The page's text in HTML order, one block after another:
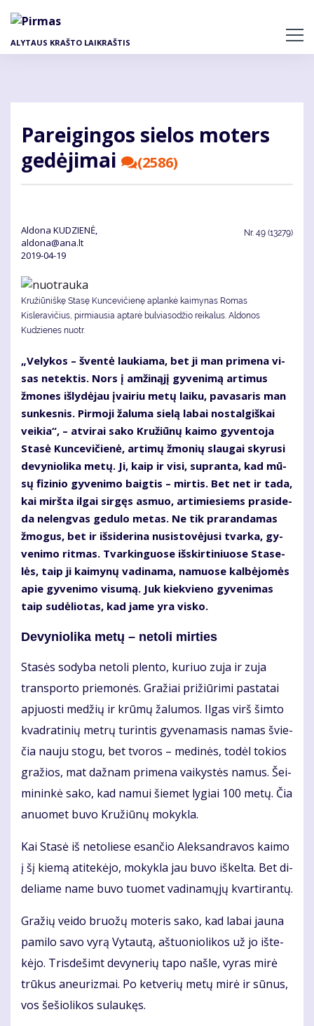
pagrindinį
ALYTAUS KRAŠTO LAIKRAŠTIS
Pa­rei­gin­gos sie­los mo­ters
ge­dė­ji­mai
(2586)
Aldona KUDZIENĖ,
aldona@ana.lt
2019-04-19
Nr. 49 (13279)
Kružiūniškę Stasę Kuncevičienę aplankė kaimynas Romas
Kisleravičius, pirmiausia aptarė bulviasodžio reikalus. Aldonos
Kudzienes nuotr.
„Ve­ly­kos – šven­tė lau­kia­ma, bet ji man pri­me­na vi­
sas ne­tek­tis. Nors į am­ži­ną­jį gy­ve­ni­mą ar­ti­mus
žmo­nes iš­ly­dė­jau įvai­riu me­tų lai­ku, pa­va­sa­ris man
sun­kes­nis. Pir­mo­ji ža­lu­ma sie­lą la­bai nos­tal­giš­kai
vei­kia“, – at­vi­rai sa­ko Kru­žiū­nų kai­mo gy­ven­to­ja
Sta­sė Kun­ce­vi­čie­nė, ar­ti­mų žmo­nių slau­gai sky­ru­si
de­vy­nio­li­ka me­tų. Ji, kaip ir vi­si, su­pran­ta, kad mū­
sų fi­zi­nio gy­ve­ni­mo baig­tis – mir­tis. Bet net ir ta­da,
kai mirš­ta il­gai sir­gęs as­muo, ar­ti­mie­siems pra­si­de­
da ne­leng­vas ge­du­lo me­tas. Ne tik pra­ran­da­mas
žmo­gus, bet ir iš­si­de­ri­na nu­si­sto­vė­ju­si tvar­ka, gy­
ve­ni­mo rit­mas. Tvar­kin­guo­se iš­skir­ti­niuo­se Sta­se­
lės, taip ji kai­my­nų va­di­na­ma, na­muo­se kal­bė­jo­mės
apie gy­ve­ni­mo vi­su­mą. Juk kiek­vie­no gy­ve­ni­mas
taip su­dė­lio­tas, kad ja­me yra vis­ko.
De­vy­nio­li­ka me­tų – ne­to­li mir­ties
Sta­sės so­dy­ba ne­to­li plen­to, ku­riuo zu­ja ir zu­ja
trans­por­to prie­mo­nės. Gra­žiai pri­žiū­ri­mi pa­sta­tai
ap­juos­ti me­džių ir krū­mų ža­lu­mos. Il­gas virš šim­to
kvad­ra­ti­nių met­rų tu­rin­tis gy­ve­na­ma­sis na­mas švie­
čia nau­ju sto­gu, bet tvo­ros – me­di­nės, to­dėl to­kios
gra­žios, mat daž­nam pri­me­na vai­kys­tės na­mus. Šei­
mi­nin­kė sa­ko, kad na­mui šie­met ly­giai 100 me­tų. Čia
anuo­met bu­vo Kru­žiū­nų mo­kyk­la.
Kai Sta­sė iš ne­to­lie­se esan­čio Alek­san­dra­vos kai­mo
į šį kie­mą ati­te­kė­jo, mo­kyk­la jau bu­vo iš­kel­ta. Bet di­
de­lia­me na­me bu­vo tuo­met va­di­na­mų­jų kvar­ti­ran­tų.
Gra­žių vei­do bruo­žų mo­te­ris sa­ko, kad la­bai jau­na
pa­mi­lo sa­vo vy­rą Vy­tau­tą, aš­tuo­nio­li­kos už jo iš­te­
kė­jo. Tris­de­šimt de­vy­ne­rių ta­po naš­le, vy­ras mi­rė
trū­kus aneu­riz­mai. Po ket­ve­rių me­tų mi­rė ir sū­nus,
vos še­šio­li­kos su­lau­kęs.